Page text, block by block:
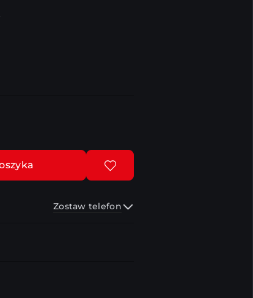
Zostaw telefon